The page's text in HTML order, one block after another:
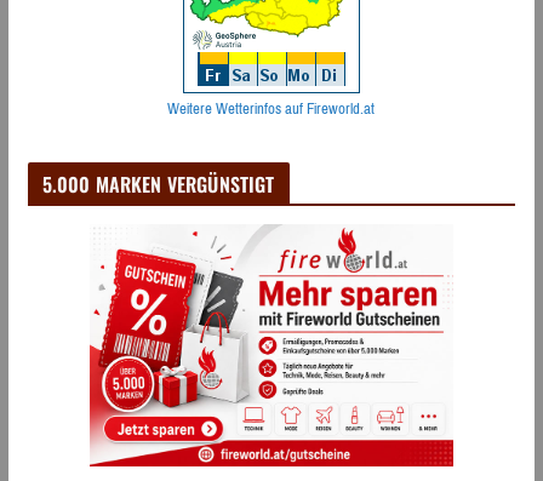
Weitere Wetterinfos auf Fireworld.at
5.000 MARKEN VERGÜNSTIGT